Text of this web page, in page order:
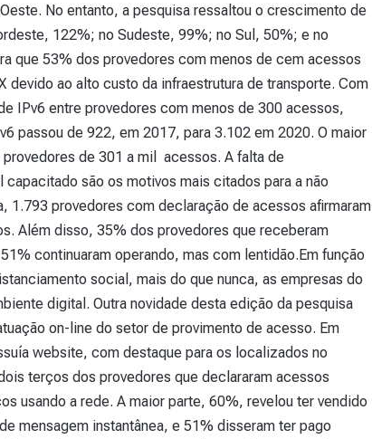
No entanto, a pesquisa ressaltou o crescimento de
122%; no Sudeste, 99%; no Sul, 50%; e no
que 53% dos provedores com menos de cem acessos
devido ao alto custo da infraestrutura de transporte. Com
IPv6 entre provedores com menos de 300 acessos,
passou de 922, em 2017, para 3.102 em 2020. O maior
de 301 a mil acessos. A falta de
são os motivos mais citados para a não
1.793 provedores com declaração de acessos afirmaram
Além disso, 35% dos provedores que receberam
continuaram operando, mas com lentidão.Em função
social, mais do que nunca, as empresas do
digital. Outra novidade desta edição da pesquisa
on-line do setor de provimento de acesso. Em
website, com destaque para os localizados no
terços dos provedores que declararam acessos
usando a rede. A maior parte, 60%, revelou ter vendido
mensagem instantânea, e 51% disseram ter pago